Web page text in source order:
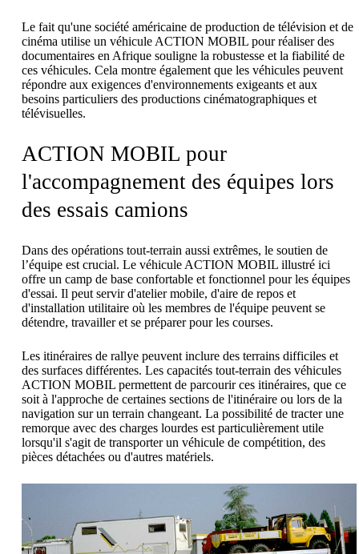
Le fait qu'une société américaine de production de télévision et de
cinéma utilise un véhicule ACTION MOBIL pour réaliser des
documentaires en Afrique souligne la robustesse et la fiabilité de
ces véhicules. Cela montre également que les véhicules peuvent
répondre aux exigences d'environnements exigeants et aux
besoins particuliers des productions cinématographiques et
télévisuelles.
ACTION MOBIL pour
l'accompagnement des équipes lors
des essais camions
Dans des opérations tout-terrain aussi extrêmes, le soutien de
l’équipe est crucial. Le véhicule ACTION MOBIL illustré ici
offre un camp de base confortable et fonctionnel pour les équipes
d'essai. Il peut servir d'atelier mobile, d'aire de repos et
d'installation utilitaire où les membres de l'équipe peuvent se
détendre, travailler et se préparer pour les courses.
Les itinéraires de rallye peuvent inclure des terrains difficiles et
des surfaces différentes. Les capacités tout-terrain des véhicules
ACTION MOBIL permettent de parcourir ces itinéraires, que ce
soit à l'approche de certaines sections de l'itinéraire ou lors de la
navigation sur un terrain changeant. La possibilité de tracter une
remorque avec des charges lourdes est particulièrement utile
lorsqu'il s'agit de transporter un véhicule de compétition, des
pièces détachées ou d'autres matériels.